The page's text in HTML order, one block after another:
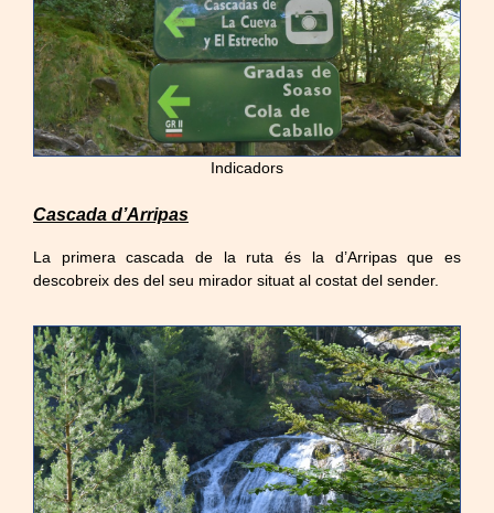
Indicadors
Cascada d’Arripas
La primera cascada de la ruta és la d’Arripas que es
descobreix des del seu mirador situat al costat del sender.